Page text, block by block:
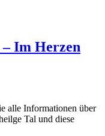
Im Herzen
alle Informationen über
Tal und diese